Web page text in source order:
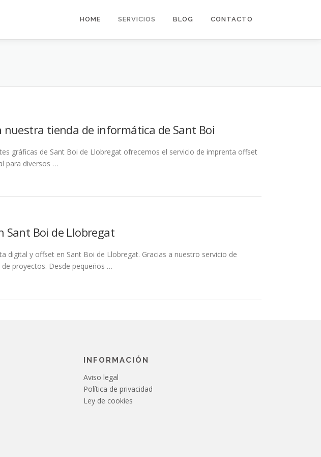
HOME SERVICIOS BLOG CONTACTO
tienda de informática de Sant Boi
gráficas de Sant Boi de Llobregat ofrecemos el servicio de imprenta offset
para diversos …
Sant Boi de Llobregat
digital y offset en Sant Boi de Llobregat. Gracias a nuestro servicio de
proyectos. Desde pequeños …
INFORMACIÓN
Aviso legal
Política de privacidad
Ley de cookies